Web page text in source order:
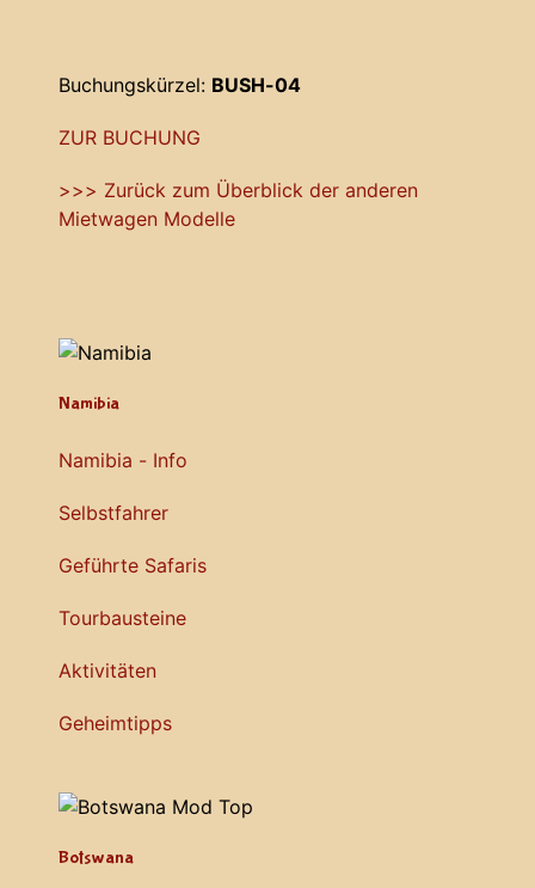
Buchungskürzel: BUSH-04
ZUR BUCHUNG
>>> Zurück zum Überblick der anderen
Mietwagen Modelle
Namibia
Namibia - Info
Selbstfahrer
Geführte Safaris
Tourbausteine
Aktivitäten
Geheimtipps
Botswana